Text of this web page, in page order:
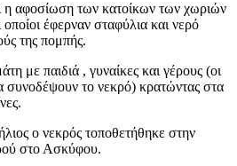
η αφοσίωση των κατοίκων των χωριών
έφερναν σταφύλια και νερό
της πομπής.
με παιδιά , γυναίκες και γέρους (οι
συνοδέψουν το νεκρό) κρατώντας στα
ο νεκρός τοποθετήθηκε στην
στο Ασκύφου.